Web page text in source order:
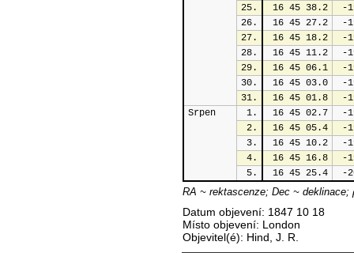
25.
16 45 38.2
-
26.
16 45 27.2
-
27.
16 45 18.2
-
28.
16 45 11.2
-
29.
16 45 06.1
-
30.
16 45 03.0
-
31.
16 45 01.8
-
Srpen
1. 16 45 02.7
-
2.
16 45 05.4
-
3.
16 45 10.2
-
4.
16 45 16.8
-
5.
16 45 25.4 -
RA ~ rektascenze; Dec ~
Datum objevení: 1847 10 18
Místo objevení: London
Objevitel(é): Hind, J. R.